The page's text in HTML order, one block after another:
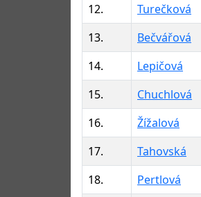
12.
Turečková
13.
Bečvářová
14.
Lepičová
15.
Chuchlová
16.
Žížalová
17.
Tahovská
18.
Pertlová